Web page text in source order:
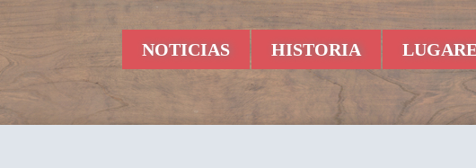
NOTICIAS HISTORIA